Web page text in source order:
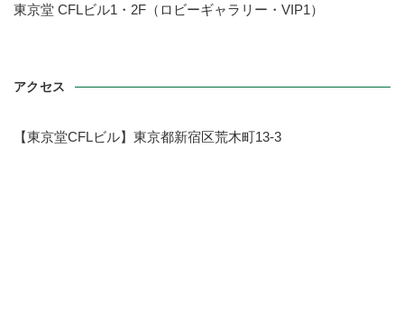
東京堂 CFLビル1・2F（ロビーギャラリー・VIP1）
アクセス
【東京堂CFLビル】東京都新宿区荒木町13-3